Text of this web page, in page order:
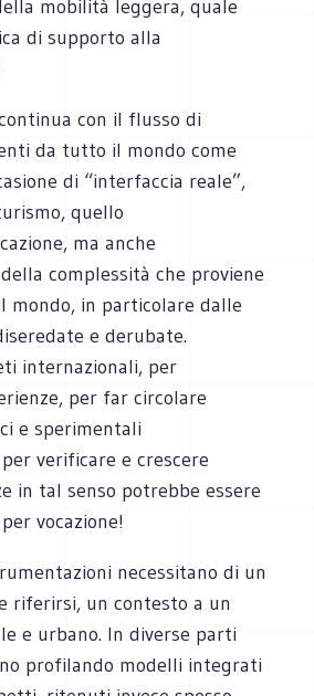
mobilità leggera, quale
di supporto alla
con il flusso di
da tutto il mondo come
di “interfaccia reale”,
quello
ma anche
complessità che proviene
mondo, in particolare dalle
e derubate.
internazionali, per
per far circolare
e sperimentali
verificare e crescere
in tal senso potrebbe essere
vocazione!
necessitano di un
riferirsi, un contesto a un
e urbano. In diverse parti
profilando modelli integrati